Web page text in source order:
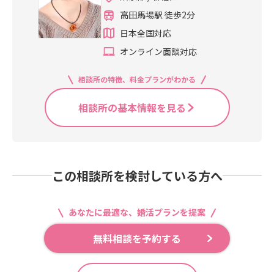
高田馬場駅 徒歩2分
日本全国対応
オンライン面談対応
相談所の特徴、料金プランがわかる
相談所の基本情報を見る
この相談所を検討している方へ
あなたに最適な、婚活プランを提案
無料相談を予約する